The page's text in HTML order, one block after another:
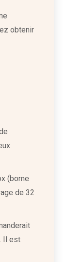
obtenir
(borne
de 32
Il est